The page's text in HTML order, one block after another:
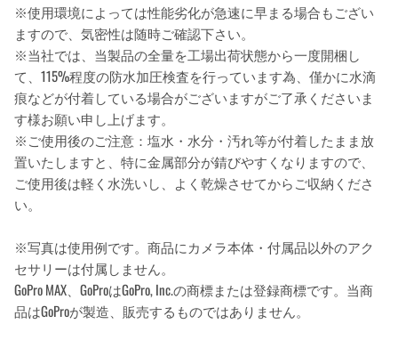
※使用環境によっては性能劣化が急速に早まる場合もござい
ますので、気密性は随時ご確認下さい。
※当社では、当製品の全量を工場出荷状態から一度開梱し
て、115%程度の防水加圧検査を行っています為、僅かに水滴
痕などが付着している場合がございますがご了承くださいま
す様お願い申し上げます。
※ご使用後のご注意：塩水・水分・汚れ等が付着したまま放
置いたしますと、特に金属部分が錆びやすくなりますので、
ご使用後は軽く水洗いし、よく乾燥させてからご収納くださ
い。
※写真は使用例です。商品にカメラ本体・付属品以外のアク
セサリーは付属しません。
GoPro MAX、GoProはGoPro, Inc.の商標または登録商標です。当商
品はGoProが製造、販売するものではありません。